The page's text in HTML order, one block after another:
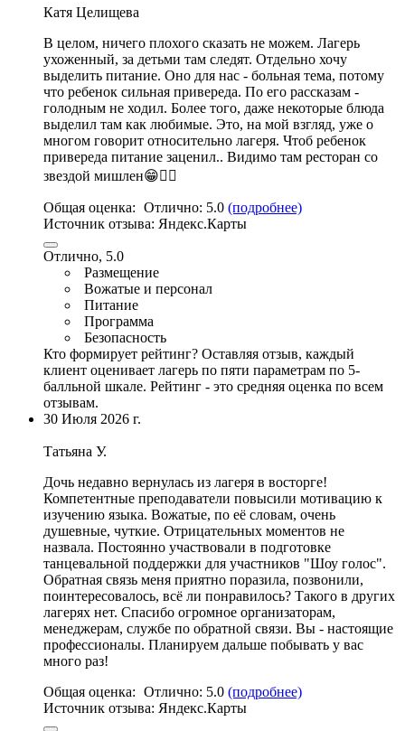
Катя Целищева
В целом, ничего плохого сказать не можем. Лагерь
ухоженный, за детьми там следят. Отдельно хочу
выделить питание. Оно для нас - больная тема, потому
что ребенок сильная привереда. По его рассказам -
голодным не ходил. Более того, даже некоторые блюда
выделил там как любимые. Это, на мой взгляд, уже о
многом говорит относительно лагеря. Чтоб ребенок
привереда питание заценил.. Видимо там ресторан со
звездой мишлен😁👍🏻
Общая оценка: Отлично: 5.0 (подробнее)
Источник отзыва: Яндекс.Карты
Отлично, 5.0
Размещение
Вожатые и персонал
Питание
Программа
Безопасность
Кто формирует рейтинг? Оставляя отзыв, каждый
клиент оценивает лагерь по пяти параметрам по 5-
балльной шкале. Рейтинг - это средняя оценка по всем
отзывам.
30 Июля 2026 г.
Татьяна У.
Дочь недавно вернулась из лагеря в восторге!
Компетентные преподаватели повысили мотивацию к
изучению языка. Вожатые, по её словам, очень
душевные, чуткие. Отрицательных моментов не
назвала. Постоянно участвовали в подготовке
танцевальной поддержки для участников "Шоу голос".
Обратная связь меня приятно поразила, позвонили,
поинтересовалось, всё ли понравилось? Такого в других
лагерях нет. Спасибо огромное организаторам,
менеджерам, службе по обратной связи. Вы - настоящие
профессионалы. Планируем дальше побывать у вас
много раз!
Общая оценка: Отлично: 5.0 (подробнее)
Источник отзыва: Яндекс.Карты